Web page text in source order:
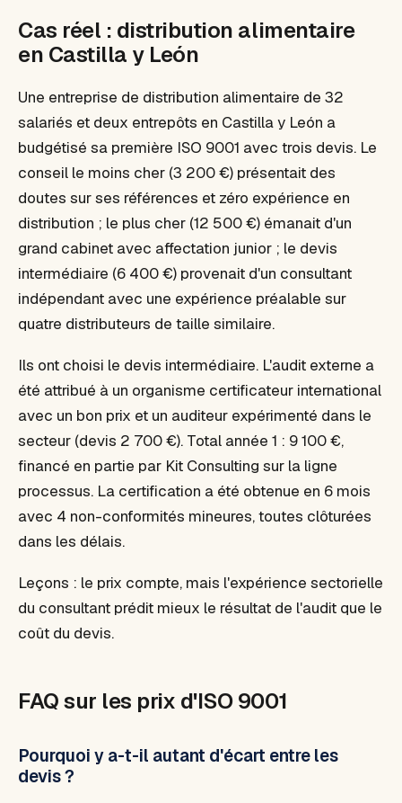
Cas réel : distribution alimentaire
en Castilla y León
Une entreprise de distribution alimentaire de 32
salariés et deux entrepôts en Castilla y León a
budgétisé sa première ISO 9001 avec trois devis. Le
conseil le moins cher (3 200 €) présentait des
doutes sur ses références et zéro expérience en
distribution ; le plus cher (12 500 €) émanait d'un
grand cabinet avec affectation junior ; le devis
intermédiaire (6 400 €) provenait d'un consultant
indépendant avec une expérience préalable sur
quatre distributeurs de taille similaire.
Ils ont choisi le devis intermédiaire. L'audit externe a
été attribué à un organisme certificateur international
avec un bon prix et un auditeur expérimenté dans le
secteur (devis 2 700 €). Total année 1 : 9 100 €,
financé en partie par Kit Consulting sur la ligne
processus. La certification a été obtenue en 6 mois
avec 4 non-conformités mineures, toutes clôturées
dans les délais.
Leçons : le prix compte, mais l'expérience sectorielle
du consultant prédit mieux le résultat de l'audit que le
coût du devis.
FAQ sur les prix d'ISO 9001
Pourquoi y a-t-il autant d'écart entre les
devis ?